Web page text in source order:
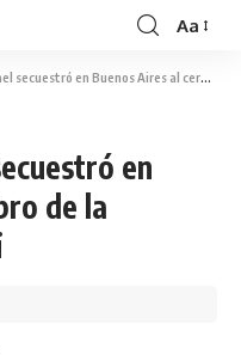
Aa
en Buenos Aires al cerebro de la «Solución Final» nazi
en
de la